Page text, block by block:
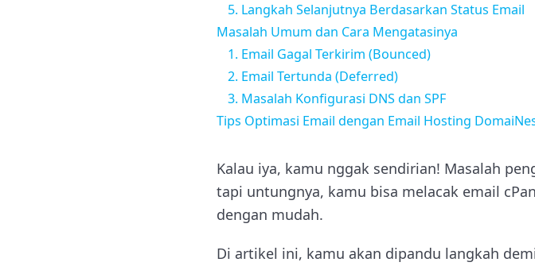
5. Langkah Selanjutnya Berdasarkan Status Email
Masalah Umum dan Cara Mengatasinya
1. Email Gagal Terkirim (Bounced)
2. Email Tertunda (Deferred)
3. Masalah Konfigurasi DNS dan SPF
Tips Optimasi Email dengan Email Hosting
Kalau iya, kamu nggak sendirian! Masalah
tapi untungnya, kamu bisa melacak email
dengan mudah.
Di artikel ini, kamu akan dipandu langkah